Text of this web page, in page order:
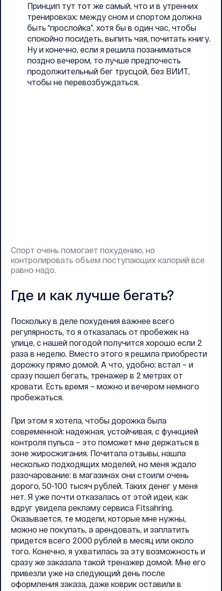
Принцип тут тот же самый, что и в утренних
тренировках: между сном и спортом должна
быть “прослойка”. хотя бы в один час, чтобы
спокойно посидеть, выпить чая, почитать книгу.
Ну и конечно, если я решила позаниматься
поздно вечером, то лучше предпочесть
продолжительный бег трусцой, без ВИИТ,
чтобы не перевозбуждаться.
Спорт очень помогает похудению, но
контролировать объем поступающих калорий все
равно надо.
Где и как лучше бегать?
Поскольку в деле похудения важнее всего
регулярность, то я отказалась от пробежек на
улице, с нашей погодой получится хорошо если 2
раза в неделю. Вместо этого я решила приобрести
дорожку прямо домой. А что, удобно: встал – и
сразу пошел бегать, тренажер в 2 метрах от
кровати. Есть время – можно и вечером немного
пробежаться.
При этом я хотела, чтобы дорожка была
современной: надежная, устойчивая, с функцией
контроля пульса – это поможет мне держаться в
зоне жиросжигания. Почитала отзывы, нашла
несколько подходящих моделей, но меня ждало
разочарование: в магазинах они стоили очень
дорого, 50-100 тысяч рублей. Таких денег у меня
нет. Я уже почти отказалась от этой идеи, как
вдруг увидела рекламу сервиса Fitsahring.
Оказывается, те модели, которые мне нужны,
можно не покупать, а арендовать, и заплатить
придется всего 2000 рублей в месяц или около
того. Конечно, я ухватилась за эту возможность и
сразу же заказала такой тренажер домой. Мне его
привезли уже на следующий день после
оформления заказа, даже коврик оставили в